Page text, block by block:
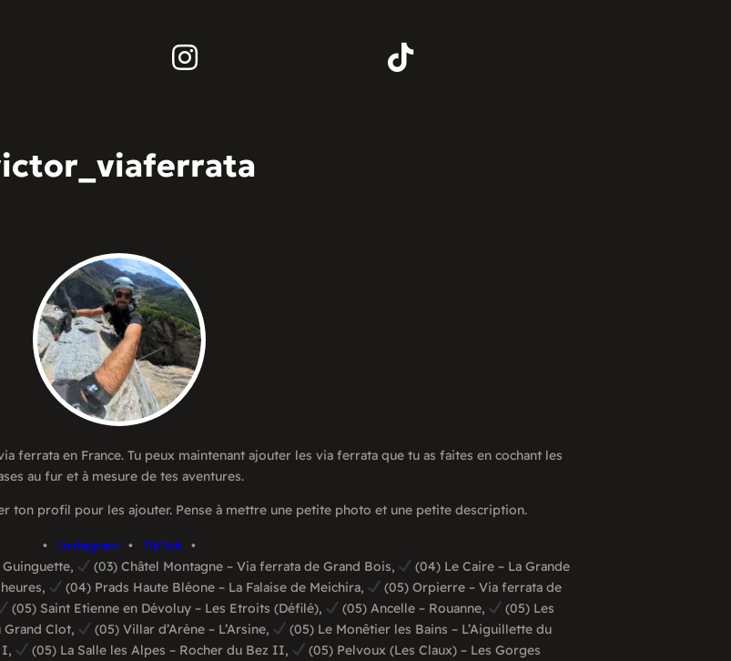
ferrata en France. Tu peux maintenant ajouter les via ferrata que tu as faites en cochant les
au fur et à mesure de tes aventures.
ton profil pour les ajouter. Pense à mettre une petite photo et une petite description.
• Instagram • TikTok •
Guinguette, (03) Châtel Montagne – Via ferrata de Grand Bois,
(04) Le Caire – La Grande
(04) Prads Haute Bléone – La Falaise de Meichira,
(05) Orpierre – Via ferrata de
(05) Saint Etienne en Dévoluy – Les Etroits (Défilé), (05) Ancelle – Rouanne,
(05) Les
Grand Clot, (05) Villar d’Arène – L’Arsine,
(05) Le Monêtier les Bains – L’Aiguillette du
I, (05) La Salle les Alpes – Rocher du Bez II,
(05) Pelvoux (Les Claux) – Les Gorges